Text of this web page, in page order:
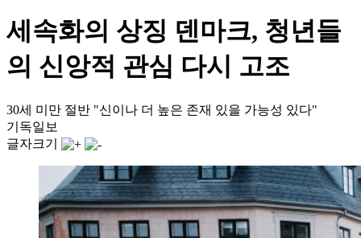
세속화의 상징 덴마크, 청년들
의 신앙적 관심 다시 고조
30세 미만 절반 "신이나 더 높은 존재 있을 가능성 있다"
기독일보
글자크기